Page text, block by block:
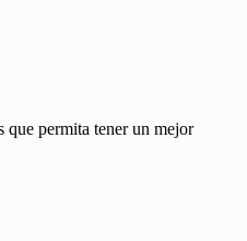
que permita tener un mejor